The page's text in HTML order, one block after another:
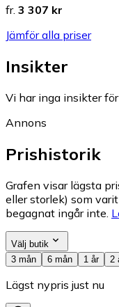
fr. 3 307 kr
Jämför alla priser
Insikter
Vi har inga insikter
Annons
Prishistorik
Grafen visar lägsta
eller storlek) som
begagnat ingår inte.
Välj butik
3 mån
6 mån 1 år 2
Lägst nypris just nu